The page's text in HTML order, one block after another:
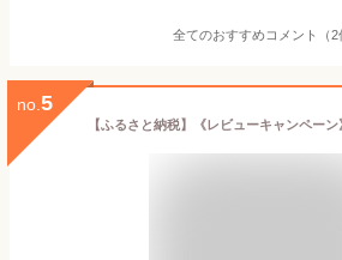
全てのおすすめコメント（2
no. 5